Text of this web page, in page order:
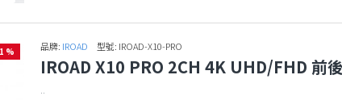
% 品牌: IROAD 型號: IROAD-X10-PRO
IROAD X10 PRO 2CH 4K UHD/FHD 前
..